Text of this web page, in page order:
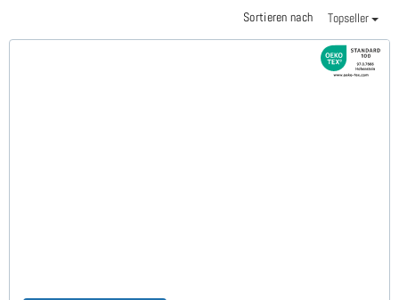
Sortieren nach Topseller